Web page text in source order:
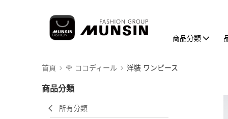
商品分類
首頁 🌹 ココディール 洋裝 ワンピース
商品分類
所有分類